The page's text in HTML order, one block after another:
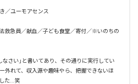
／ユーモアセンス
救急員／献血／子ども食堂／寄付／※いのちの
さい」と書いてあり、その通りに実行してい
外れて、収入源や趣味やら、把握できないほ
た…笑